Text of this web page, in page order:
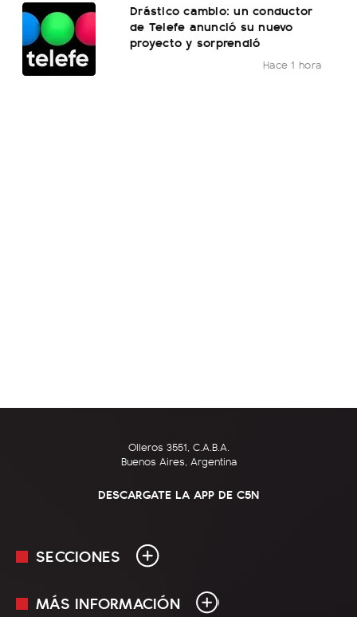
Drástico cambio: un conductor
de Telefe anunció su nuevo
proyecto y sorprendió
Hace 1 hora
Olleros 3551, C.A.B.A.
Buenos Aires, Argentina
DESCARGATE LA APP DE C5N
SECCIONES
En Vivo
MÁS INFORMACIÓN